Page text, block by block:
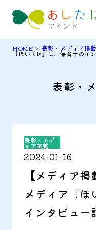
HOME > 表彰・メディア掲載
『ほいくis』に、保育士のイ
表彰・
表彰・メデ
ィア掲載
2024-01-16
【メディア
メディア『
インタビュ